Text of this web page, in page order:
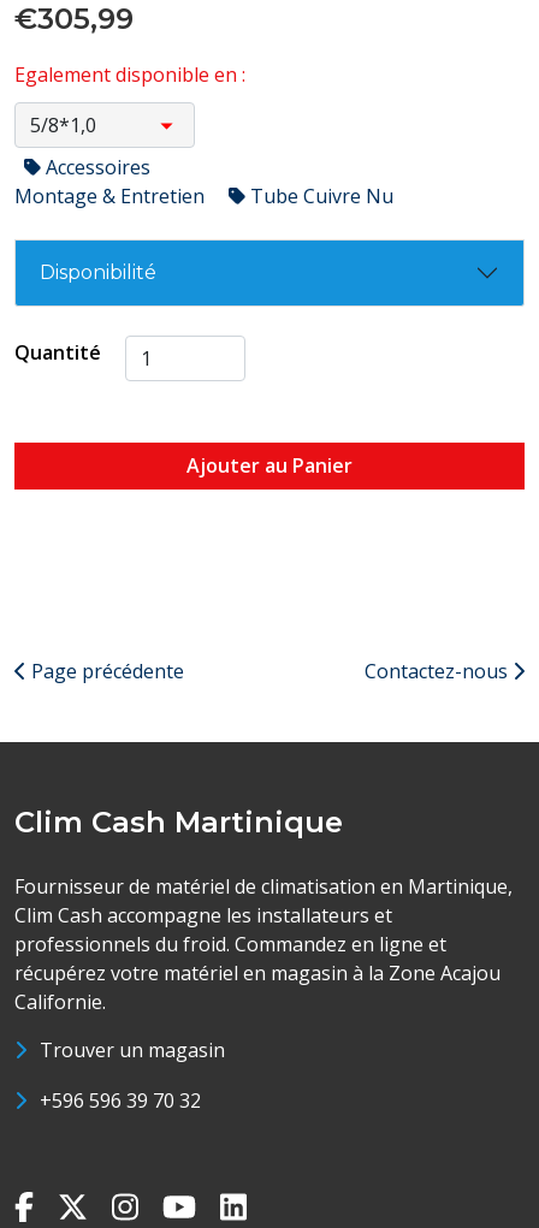
€305,99
Egalement disponible en :
Accessoires
Montage & Entretien
Tube Cuivre Nu
Disponibilité
Quantité
Ajouter au Panier
Page précédente Contactez-nous
Clim Cash Martinique
Fournisseur de matériel de climatisation en Martinique,
Clim Cash accompagne les installateurs et
professionnels du froid. Commandez en ligne et
récupérez votre matériel en magasin à la Zone Acajou
Californie.
Trouver un magasin
+596 596 39 70 32